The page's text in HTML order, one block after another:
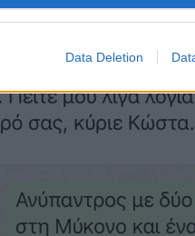
Data Deletion